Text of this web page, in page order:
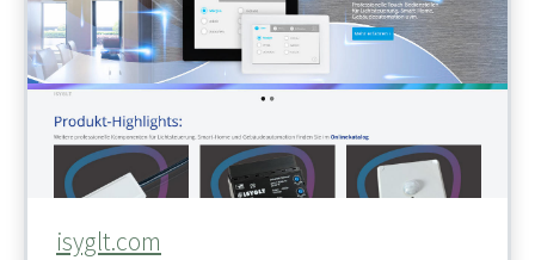
isyglt.com